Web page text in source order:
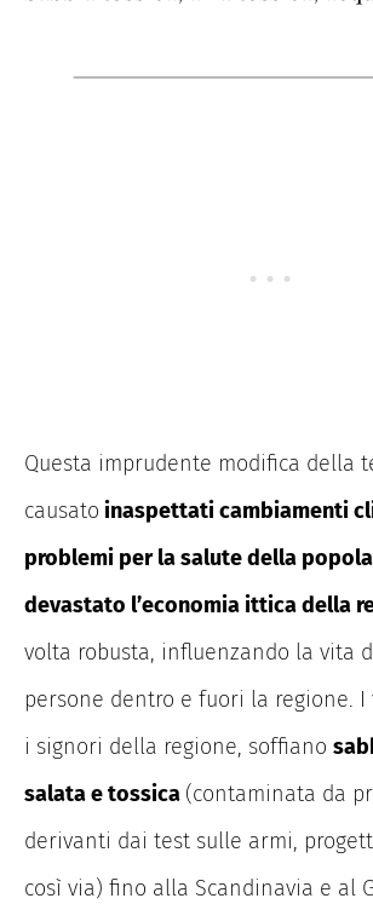
Questa imprudente modifica della
causato inaspettati cambiamenti
problemi per la salute della
devastato l’economia ittica della
volta robusta, influenzando la vita
persone dentro e fuori la regione. I
i signori della regione, soffiano
salata e tossica (contaminata da
derivanti dai test sulle armi,
così via) fino alla Scandinavia e al